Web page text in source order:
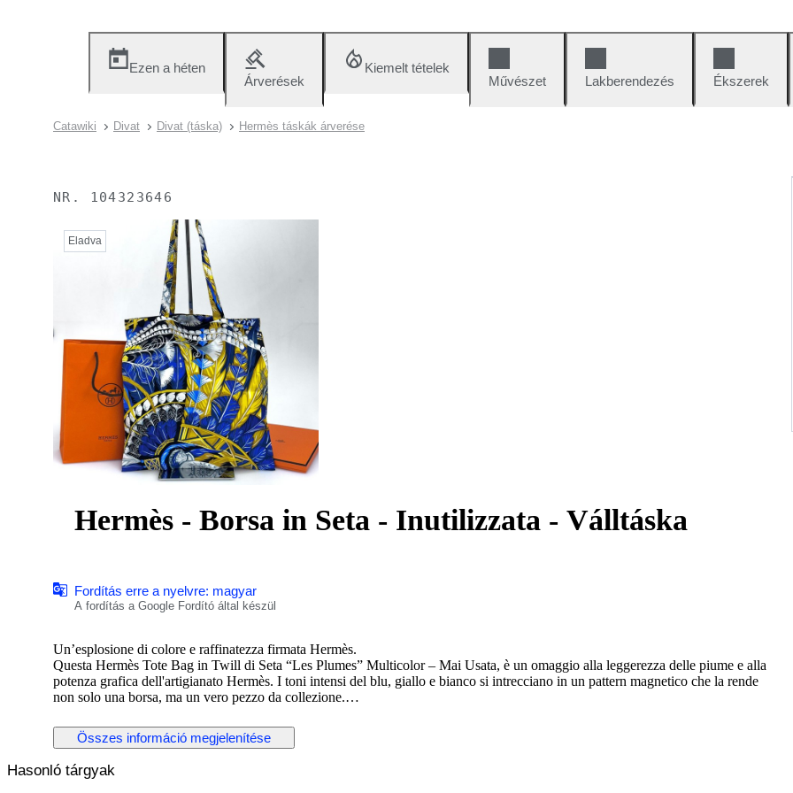
Ezen a héten
Árverések
Kiemelt tételek
Művészet
Lakberendezés Ékszerek
Catawiki Divat Divat (táska) Hermès táskák árverése
NR. 104323646
Eladva
Hermès - Borsa in Seta - Inutilizzata - Válltáska
Fordítás erre a nyelvre: magyar
A fordítás a Google Fordító által készül
Un’esplosione di colore e raffinatezza firmata Hermès.
Questa Hermès Tote Bag in Twill di Seta “Les Plumes” Multicolor – Mai Usata, è un omaggio alla leggerezza delle piume e alla
potenza grafica dell'artigianato Hermès. I toni intensi del blu, giallo e bianco si intrecciano in un pattern magnetico che la rende
non solo una borsa, ma un vero pezzo da collezione.
SCHEDA TECNICA
Questa Hermès Tote Bag in Twill di Seta “Les Plumes” Multicolor – Mai Usata è realizzata in seta e si racchiude nella sua sacca.
Mai usata è completa di scatola, busta shopper, etichette e nastro.
DIMENSIONI
Összes információ megjelenítése
Hasonló tárgyak